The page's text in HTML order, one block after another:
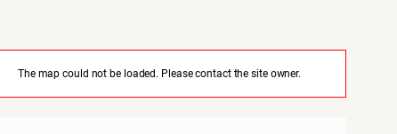
The map could not be loaded. Please contact the site owner.